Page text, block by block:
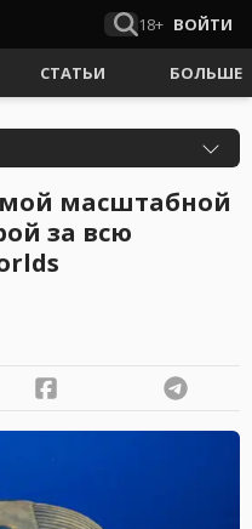
18+ ВОЙТИ
СТАТЬИ БОЛЬШЕ
масштабной
за всю